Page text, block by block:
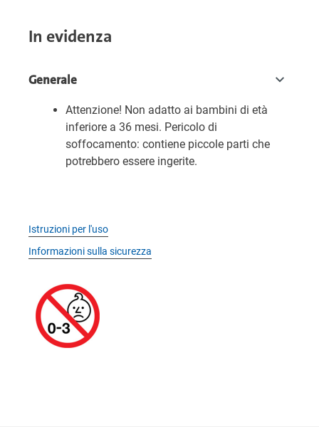
In evidenza
Generale
Attenzione! Non adatto ai bambini di età
inferiore a 36 mesi. Pericolo di
soffocamento: contiene piccole parti che
potrebbero essere ingerite.
Istruzioni per l'uso
Informazioni sulla sicurezza